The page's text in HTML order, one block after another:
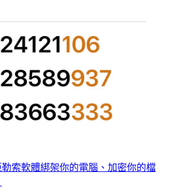
索軟體綁架你的電腦、加密你的檔